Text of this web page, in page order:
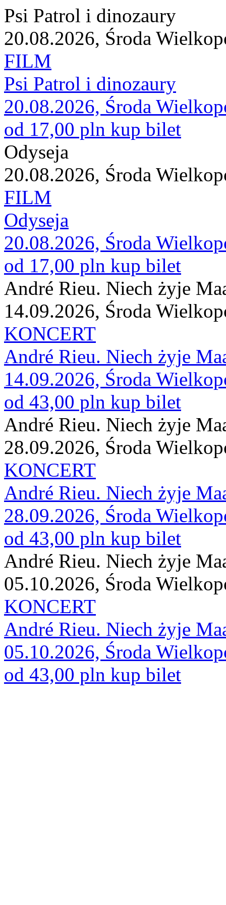
Psi Patrol i dinozaury
20.08.2026, Środa
FILM
Psi Patrol i dinozaury
20.08.2026, Środa
od 17,00 pln kup bilet
Odyseja
20.08.2026, Środa
FILM
Odyseja
20.08.2026, Środa
od 17,00 pln kup bilet
André Rieu. Niech żyje
14.09.2026, Środa
KONCERT
André Rieu. Niech żyje
14.09.2026, Środa
od 43,00 pln kup bilet
André Rieu. Niech żyje
28.09.2026, Środa
KONCERT
André Rieu. Niech żyje
28.09.2026, Środa
od 43,00 pln kup bilet
André Rieu. Niech żyje
05.10.2026, Środa
KONCERT
André Rieu. Niech żyje
05.10.2026, Środa
od 43,00 pln kup bilet